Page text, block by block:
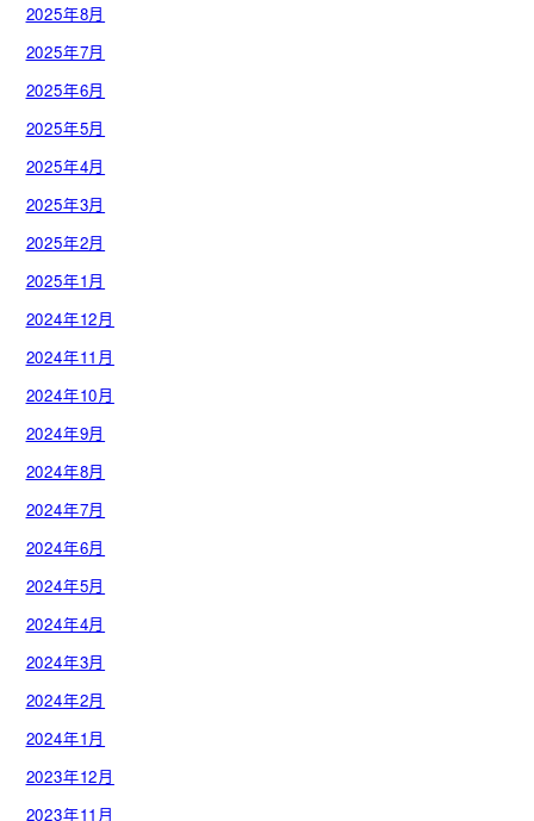
2025年8月
2025年7月
2025年6月
2025年5月
2025年4月
2025年3月
2025年2月
2025年1月
2024年12月
2024年11月
2024年10月
2024年9月
2024年8月
2024年7月
2024年6月
2024年5月
2024年4月
2024年3月
2024年2月
2024年1月
2023年12月
2023年11月